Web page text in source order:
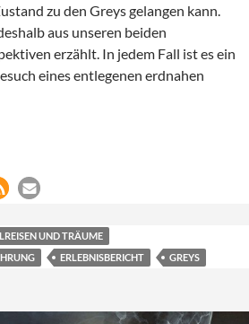
zu den Greys gelangen kann.
aus unseren beiden
erzählt. In jedem Fall ist es ein
eines entlegenen erdnahen
UND TRÄUME
ERLEBNISBERICHT GREYS